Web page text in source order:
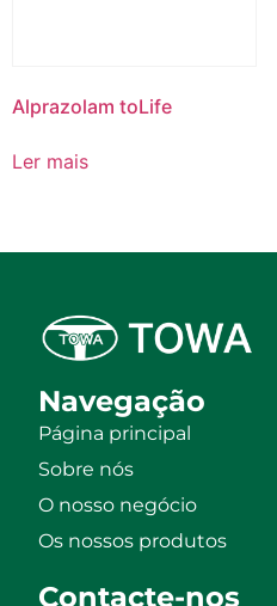
Alprazolam toLife
Ler mais
Navegação
Página principal
Sobre nós
O nosso negócio
Os nossos produtos
Contacte-nos